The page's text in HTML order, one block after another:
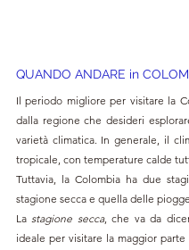
QUANDO ANDARE in
Il periodo migliore per visitare la
dalla regione che desideri
varietà climatica. In generale, il
tropicale, con temperature calde
Tuttavia, la Colombia ha due
stagione secca e quella delle
La stagione secca, che va da
ideale per visitare la maggior